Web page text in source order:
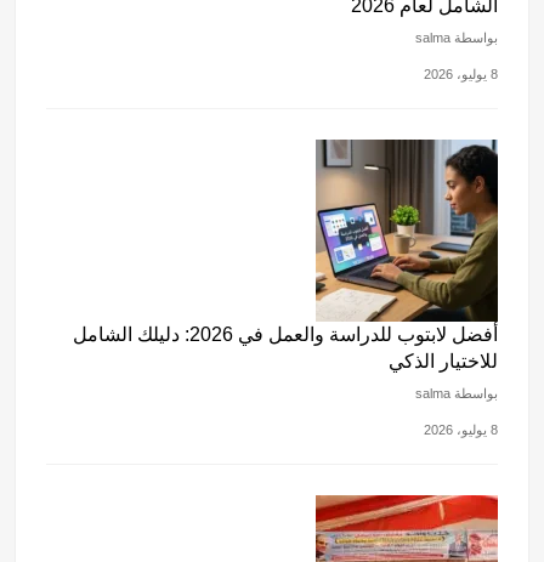
الشامل لعام 2026
بواسطة salma
8 يوليو، 2026
أفضل لابتوب للدراسة والعمل في 2026: دليلك الشامل
للاختيار الذكي
بواسطة salma
8 يوليو، 2026